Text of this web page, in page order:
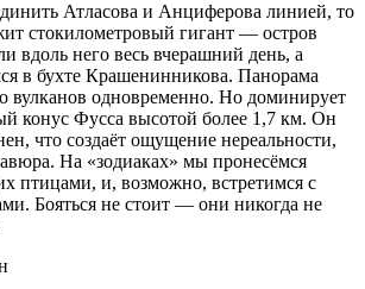
Атласова и Анциферова линией, то
стокилометровый гигант — остров
него весь вчерашний день, а
в бухте Крашенинникова. Панорама
вулканов одновременно. Но доминирует
конус Фусса высотой более 1,7 км. Он
что создаёт ощущение нереальности,
На «зодиаках» мы пронесёмся
птицами, и, возможно, встретимся с
Бояться не стоит — они никогда не